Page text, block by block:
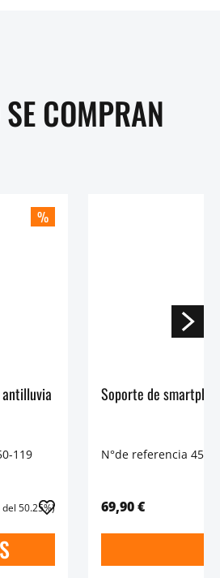
COMPRAN
%
119
50.25%)
Soporte de
N°de referencia
69,90 €